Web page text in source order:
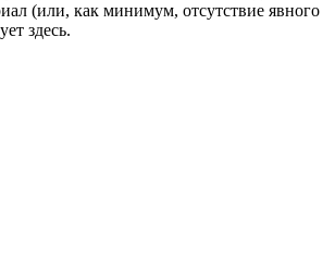
(или, как минимум, отсутствие явного
здесь.